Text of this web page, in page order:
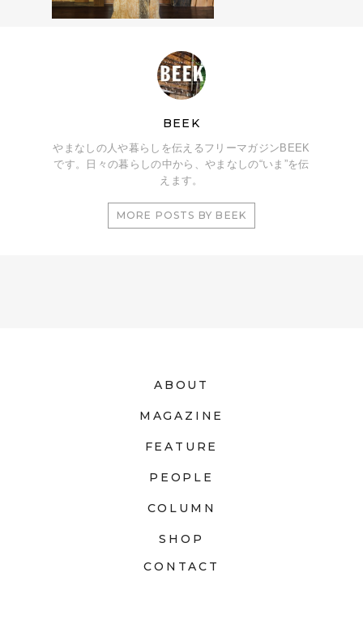
BEEK
やまなしの人や暮らしを伝えるフリーマガジンBEEK
です。日々の暮らしの中から、やまなしの“いま”を伝
えます。
MORE POSTS BY BEEK
ABOUT
MAGAZINE
FEATURE
PEOPLE
COLUMN
SHOP
CONTACT